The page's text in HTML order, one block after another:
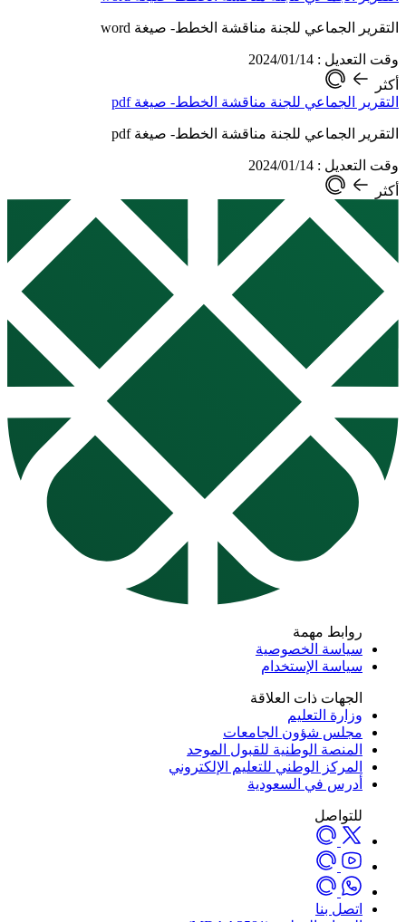
التقرير الجماعي للجنة مناقشة الخطط- صيغة word
وقت التعديل : 2024/01/14
أكثر
التقرير الجماعي للجنة مناقشة الخطط- صيغة pdf
التقرير الجماعي للجنة مناقشة الخطط- صيغة pdf
وقت التعديل : 2024/01/14
أكثر
روابط مهمة
سياسة الخصوصية
سياسة الإستخدام
الجهات ذات العلاقة
وزارة التعليم
مجلس شؤون الجامعات
المنصة الوطنية للقبول الموحد
المركز الوطني للتعليم الإلكتروني
أدرس في السعودية
للتواصل
اتصل بنا